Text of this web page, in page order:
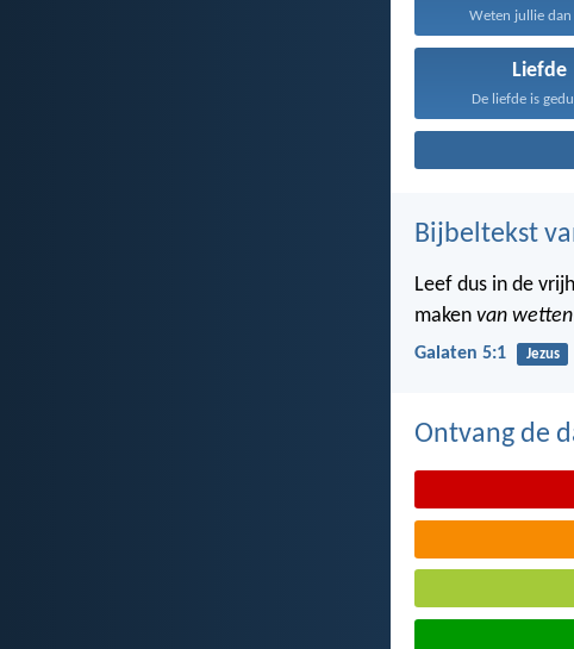
Weten jullie dan
Liefde
De liefde is
Bijbeltekst
Leef dus in de
maken van
Galaten 5:1 Jezus
Ontvang de